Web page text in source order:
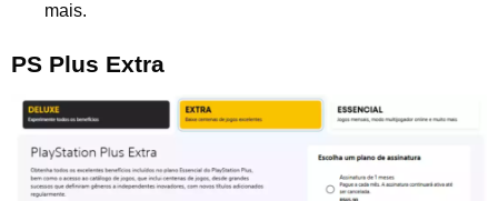
mais.
PS Plus Extra